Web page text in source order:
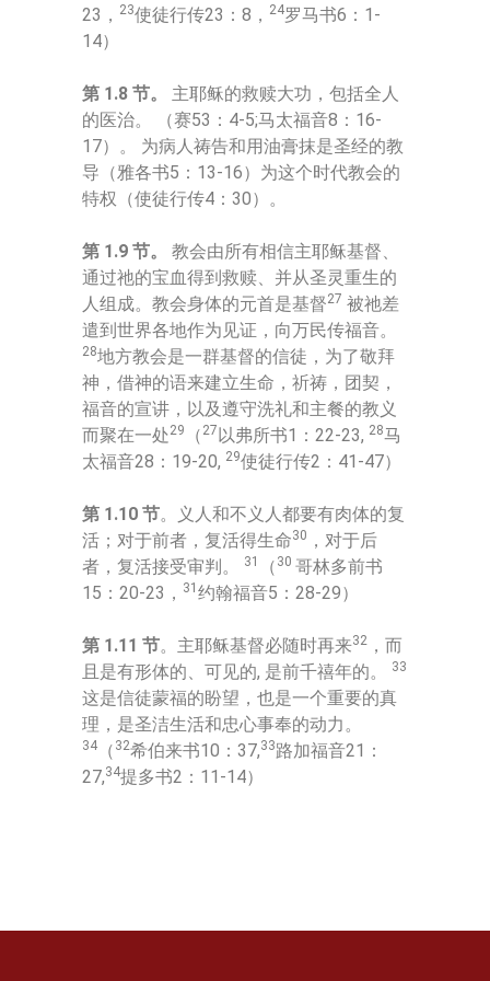
23， 23使徒行传23：8， 24罗马书6：1-
14）
第 1.8 节。 主耶稣的救赎大功，包括全人
的医治。 （赛53：4-5;马太福音8：16-
17）。 为病人祷告和用油膏抹是圣经的教
导（雅各书5：13-16）为这个时代教会的
特权（使徒行传4：30）。
第 1.9 节。 教会由所有相信主耶稣基督、
通过祂的宝血得到救赎、并从圣灵重生的
人组成。教会身体的元首是基督27 被祂差
遣到世界各地作为见证，向万民传福音。
28地方教会是一群基督的信徒，为了敬拜
神，借神的语来建立生命，祈祷，团契，
福音的宣讲，以及遵守洗礼和主餐的教义
而聚在一处29 （ 27 以弗所书1：22-23, 28马
太福音28：19-20, 29使徒行传2：41-47）
第 1.10 节。义人和不义人都要有肉体的复
活；对于前者，复活得生命30 ，对于后
者，复活接受审判。
31 （ 30 哥林多前书
15：20-23， 31 约翰福音5：28-29）
第 1.11 节。主耶稣基督必随时再来32 ，而
且是有形体的、可见的, 是前千禧年的。
33
这是信徒蒙福的盼望，也是一个重要的真
理，是圣洁生活和忠心事奉的动力。
34 （ 32希伯来书10：37,33路加福音21：
27,34提多书2：11-14）